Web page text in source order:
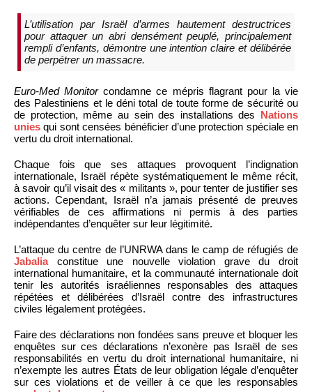
L’utilisation par Israël d’armes hautement destructrices
pour attaquer un abri densément peuplé, principalement
rempli d’enfants, démontre une intention claire et délibérée
de perpétrer un massacre.
Euro-Med Monitorcondamne ce mépris flagrant pour la vie
des Palestiniens et le déni total de toute forme de sécurité ou
de protection, même au sein des installations des Nations
unies qui sont censées bénéficier d’une protection spéciale en
vertu du droit international.
Chaque fois que ses attaques provoquent l’indignation
internationale, Israël répète systématiquement le même récit,
à savoir qu’il visait des « militants », pour tenter de justifier ses
actions. Cependant, Israël n’a jamais présenté de preuves
vérifiables de ces affirmations ni permis à des parties
indépendantes d’enquêter sur leur légitimité.
L’attaque du centre de l’UNRWA dans le camp de réfugiés de
Jabaliaconstitue une nouvelle violation grave du droit
international humanitaire, et la communauté internationale doit
tenir les autorités israéliennes responsables des attaques
répétées et délibérées d’Israël contre des infrastructures
civiles légalement protégées.
Faire des déclarations non fondées sans preuve et bloquer les
enquêtes sur ces déclarations n’exonère pas Israël de ses
responsabilités en vertu du droit international humanitaire, ni
n’exempte les autres États de leur obligation légale d’enquêter
sur ces violations et de veiller à ce que les responsables